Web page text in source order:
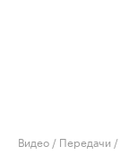
Видео / Передачи /